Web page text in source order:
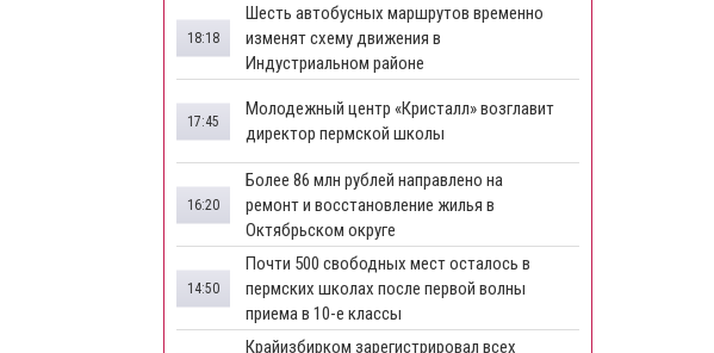
Шесть автобусных маршрутов временно
изменят схему движения в
Индустриальном районе
18:18
Молодежный центр «Кристалл» возглавит
директор пермской школы
17:45
Более 86 млн рублей направлено на
ремонт и восстановление жилья в
Октябрьском округе
16:20
Почти 500 свободных мест осталось в
пермских школах после первой волны
приема в 10-е классы
14:50
Крайизбирком зарегистрировал всех